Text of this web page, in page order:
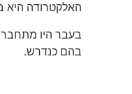
האלקטרודה היא באורך 1.5 מטר זה כדי שתרכשו 2 וע"י הכנסת אחת אחרי
בעבר היו
בהם כנדרש.